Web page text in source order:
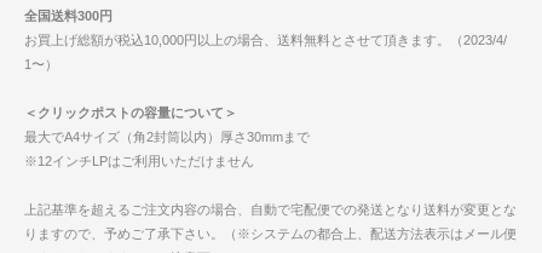
全国送料300円
お買上げ総額が税込10,000円以上の場合、送料無料とさせて頂きます。（2023/4/
1〜）
＜クリックポストの容量について＞
最大でA4サイズ（角2封筒以内）厚さ30mmまで
※12インチLPはご利用いただけません
上記基準を超えるご注文内容の場合、自動で宅配便での発送となり送料が変更とな
りますので、予めご了承下さい。（※システムの都合上、配送方法表示はメール便